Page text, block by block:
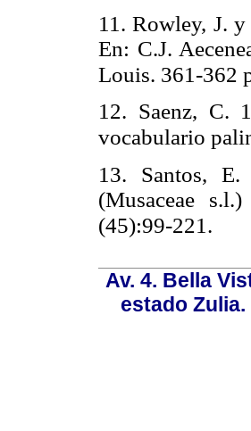
11. Rowley, J.
En: C.J.
Louis. 361-362
12. Saenz, C.
vocabulario
13. Santos,
(Musaceae
(45):99-221.
Av. 4. Bella
estado Zulia.